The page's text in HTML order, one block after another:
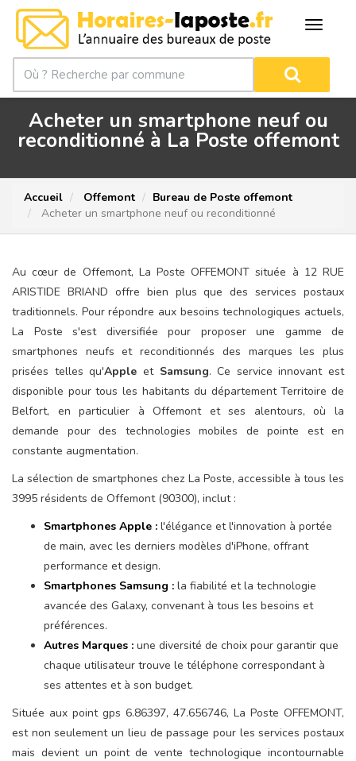
Acheter un smartphone neuf ou
reconditionné à La Poste offemont
Accueil Offemont
Bureau de Poste offemont
Acheter un smartphone neuf ou reconditionné
Au cœur de Offemont, La Poste OFFEMONT située à 12 RUE
ARISTIDE BRIAND offre bien plus que des services postaux
traditionnels. Pour répondre aux besoins technologiques actuels,
La Poste s'est diversifiée pour proposer une gamme de
smartphones neufs et reconditionnés des marques les plus
prisées telles qu'Apple et Samsung. Ce service innovant est
disponible pour tous les habitants du département Territoire de
Belfort, en particulier à Offemont et ses alentours, où la
demande pour des technologies mobiles de pointe est en
constante augmentation.
La sélection de smartphones chez La Poste, accessible à tous les
3995 résidents de Offemont (90300), inclut :
Smartphones Apple : l'élégance et l'innovation à portée
de main, avec les derniers modèles d'iPhone, offrant
performance et design.
Smartphones Samsung : la fiabilité et la technologie
avancée des Galaxy, convenant à tous les besoins et
préférences.
Autres Marques : une diversité de choix pour garantir que
chaque utilisateur trouve le téléphone correspondant à
ses attentes et à son budget.
Située aux point gps 6.86397, 47.656746, La Poste OFFEMONT,
est non seulement un lieu de passage pour les services postaux
mais devient un point de vente technologique incontournable